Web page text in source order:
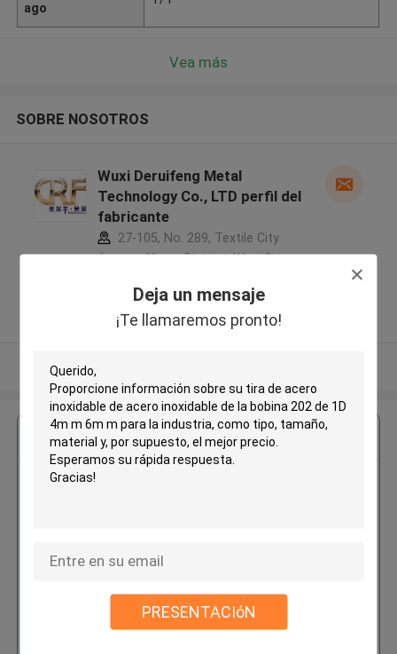
Deja un mensaje
¡Te llamaremos pronto!
PRESENTACIóN
ago
Vea más
SOBRE NOSOTROS
Wuxi Deruifeng Metal
Technology Co., LTD perfil del
fabricante
27-105, No. 289, Textile City
Avenue, Xinwu District, Wuxi City,
5.0
Proveedor verificado
Obtenga el mejor precio por
Continuar